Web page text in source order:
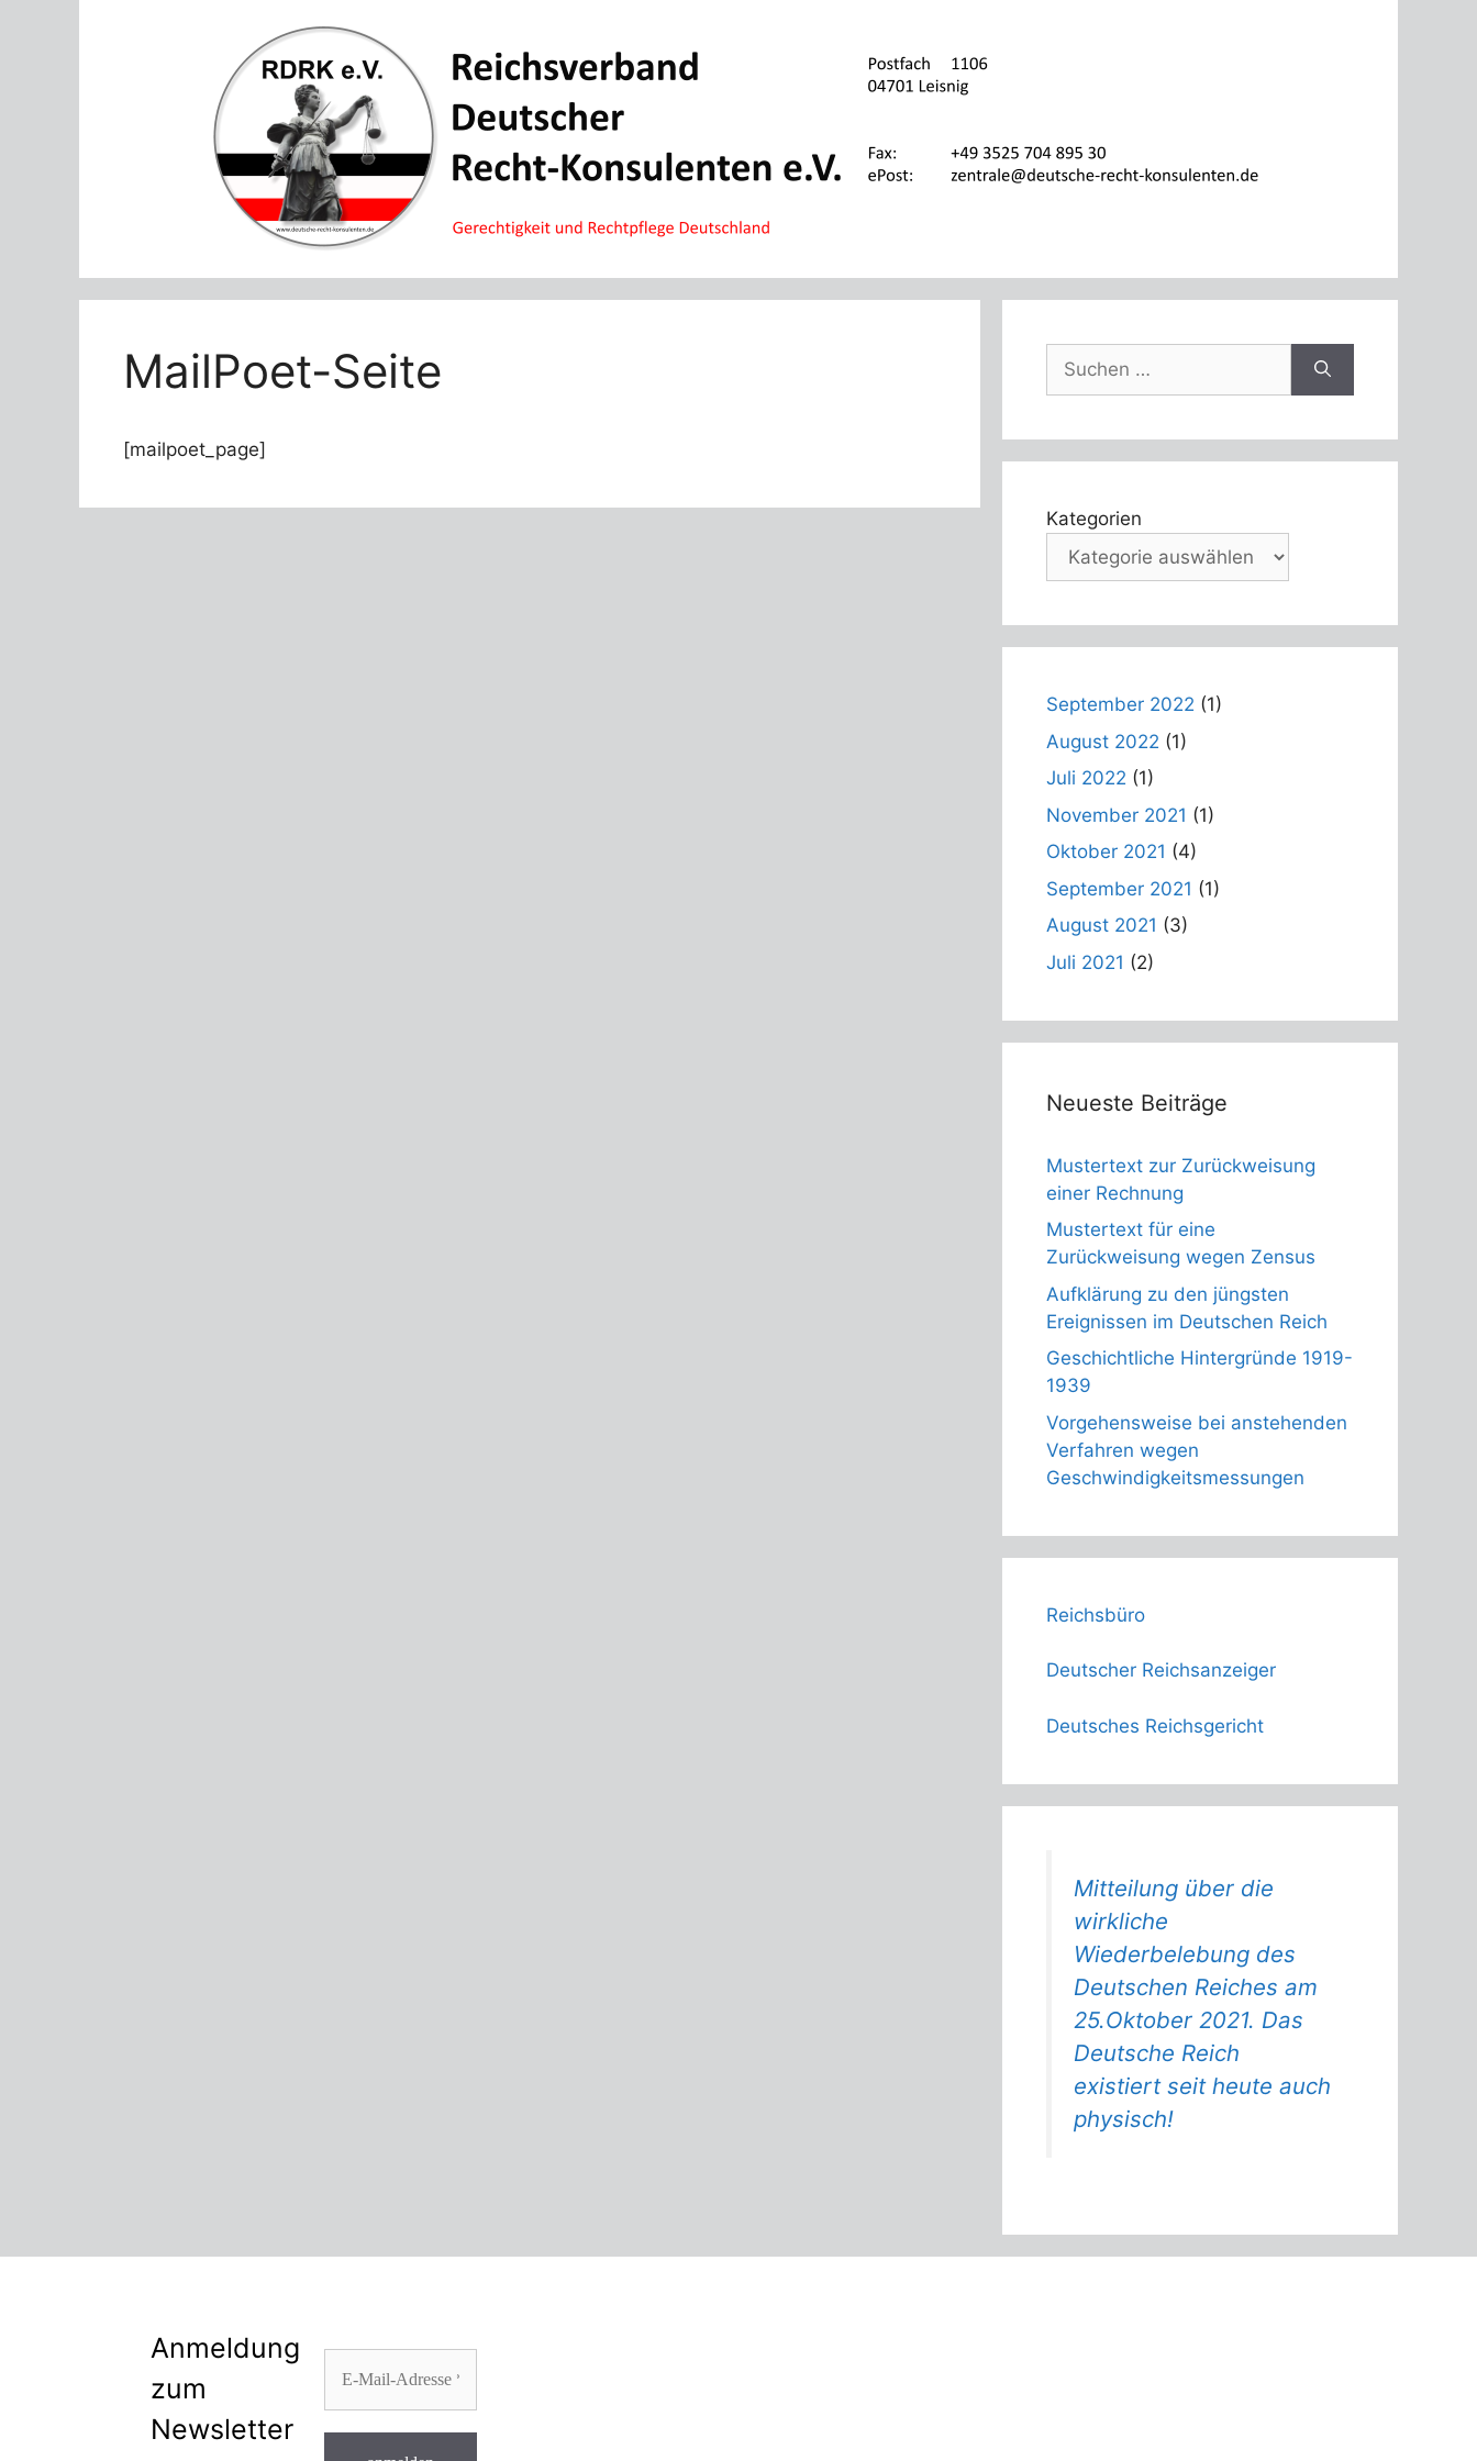
MailPoet-Seite
[mailpoet_page]
Suche
nach:
Kategorien
September 2022 (1)
August 2022 (1)
Juli 2022 (1)
November 2021 (1)
Oktober 2021 (4)
September 2021 (1)
August 2021 (3)
Juli 2021 (2)
Neueste Beiträge
Mustertext zur Zurückweisung
einer Rechnung
Mustertext für eine
Zurückweisung wegen Zensus
Aufklärung zu den jüngsten
Ereignissen im Deutschen Reich
Geschichtliche Hintergründe 1919-
1939
Vorgehensweise bei anstehenden
Verfahren wegen
Geschwindigkeitsmessungen
Reichsbüro
Deutscher Reichsanzeiger
Deutsches Reichsgericht
Mitteilung über die
wirkliche
Wiederbelebung des
Deutschen Reiches am
25.Oktober 2021. Das
Deutsche Reich
existiert seit heute auch
physisch!
Anmeldung
zum
Newsletter